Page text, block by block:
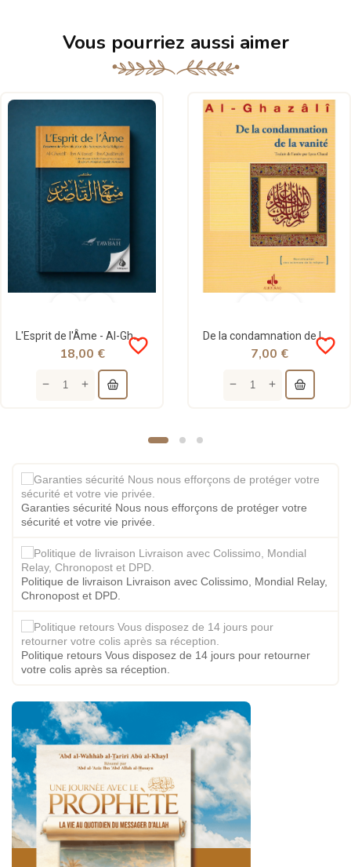
Vous pourriez aussi aimer
L'Esprit de l'Âme - Al-Ghazalî - Ibn Al-Jawzî - Ibn Qudâmah - Tawbah
favorite_border
18,00 €
De la condamnation de la vanité - Abou Hamîd Al-Ghazâlî (E65)
favorite_border
7,00 €
Garanties sécurité Nous nous efforçons de protéger votre
sécurité et votre vie privée.
Politique de livraison Livraison avec Colissimo, Mondial Relay,
Chronopost et DPD.
Politique retours Vous disposez de 14 jours pour retourner
votre colis après sa réception.